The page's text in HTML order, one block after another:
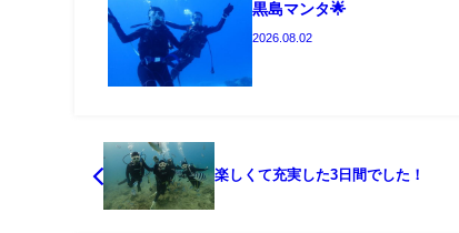
黒島マンタ🌟
2026.08.02
楽しくて充実した3日間でした！